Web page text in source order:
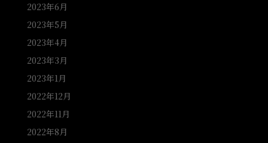
2023年6月
2023年5月
2023年4月
2023年3月
2023年1月
2022年12月
2022年11月
2022年8月